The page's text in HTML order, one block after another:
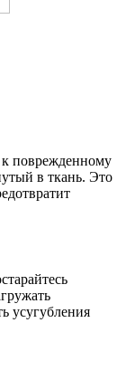
поврежденному
в ткань. Это
усугубления